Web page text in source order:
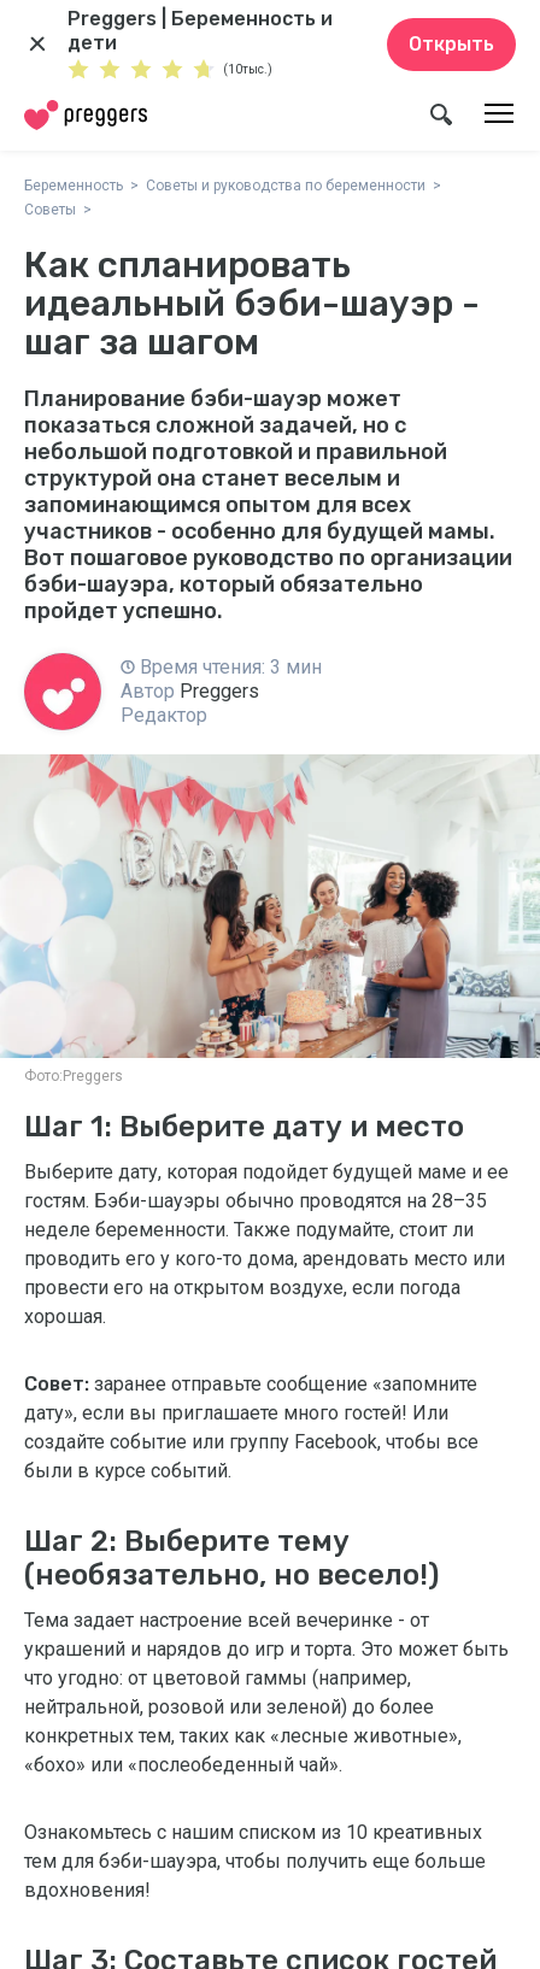
Preggers | Беременность и
дети
(10тыс.)
Открыть
Беременность
Советы и руководства по беременности
Советы
Как спланировать
идеальный бэби-шауэр -
шаг за шагом
Планирование бэби-шауэр может
показаться сложной задачей, но с
небольшой подготовкой и правильной
структурой она станет веселым и
запоминающимся опытом для всех
участников - особенно для будущей мамы.
Вот пошаговое руководство по организации
бэби-шауэра, который обязательно
пройдет успешно.
Время чтения: 3 мин
Автор Preggers
Редактор
Фото: Preggers
Шаг 1: Выберите дату и место
Выберите дату, которая подойдет будущей маме и ее
гостям. Бэби-шауэры обычно проводятся на 28–35
неделе беременности. Также подумайте, стоит ли
проводить его у кого-то дома, арендовать место или
провести его на открытом воздухе, если погода
хорошая.
Совет: заранее отправьте сообщение «запомните
дату», если вы приглашаете много гостей! Или
создайте событие или группу Facebook, чтобы все
были в курсе событий.
Шаг 2: Выберите тему
(необязательно, но весело!)
Тема задает настроение всей вечеринке - от
украшений и нарядов до игр и торта. Это может быть
что угодно: от цветовой гаммы (например,
нейтральной, розовой или зеленой) до более
конкретных тем, таких как «лесные животные»,
«бохо» или «послеобеденный чай».
Ознакомьтесь с нашим списком из 10 креативных
тем для бэби-шауэра, чтобы получить еще больше
вдохновения!
Шаг 3: Составьте список гостей